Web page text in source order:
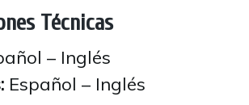
Técnicas
– Inglés
Español – Inglés